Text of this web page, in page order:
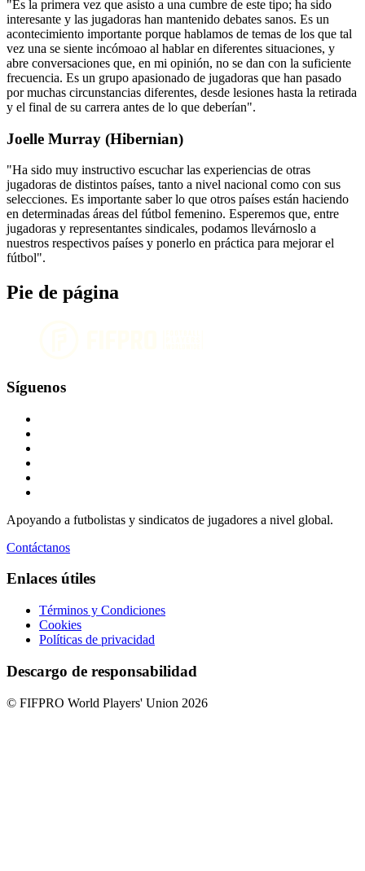
"Es la primera vez que asisto a una cumbre de este tipo; ha sido
interesante y las jugadoras han mantenido debates sanos. Es un
acontecimiento importante porque hablamos de temas de los que tal
vez una se siente incómoao al hablar en diferentes situaciones, y
abre conversaciones que, en mi opinión, no se dan con la suficiente
frecuencia. Es un grupo apasionado de jugadoras que han pasado
por muchas circunstancias diferentes, desde lesiones hasta la retirada
y el final de su carrera antes de lo que deberían".
Joelle Murray (Hibernian)
"Ha sido muy instructivo escuchar las experiencias de otras
jugadoras de distintos países, tanto a nivel nacional como con sus
selecciones. Es importante saber lo que otros países están haciendo
en determinadas áreas del fútbol femenino. Esperemos que, entre
jugadoras y representantes sindicales, podamos llevárnoslo a
nuestros respectivos países y ponerlo en práctica para mejorar el
fútbol".
Pie de página
Síguenos
Apoyando a futbolistas y sindicatos de jugadores a nivel global.
Contáctanos
Enlaces útiles
Términos y Condiciones
Cookies
Políticas de privacidad
Descargo de responsabilidad
© FIFPRO World Players' Union 2026